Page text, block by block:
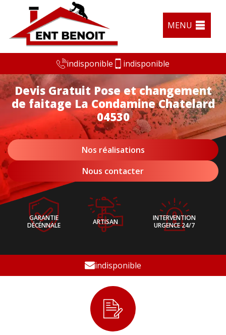
MENU
indisponible indisponible
Devis Gratuit Pose et changement
de faitage La Condamine Chatelard
04530
Nos réalisations
Nous contacter
GARANTIE
DÉCÉNNALE
ARTISAN
INTERVENTION
URGENCE 24/7
indisponible